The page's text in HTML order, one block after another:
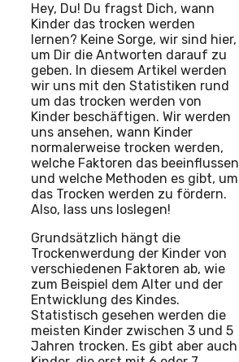
Hey, Du! Du fragst Dich, wann
Kinder das trocken werden
lernen? Keine Sorge, wir sind hier,
um Dir die Antworten darauf zu
geben. In diesem Artikel werden
wir uns mit den Statistiken rund
um das trocken werden von
Kinder beschäftigen. Wir werden
uns ansehen, wann Kinder
normalerweise trocken werden,
welche Faktoren das beeinflussen
und welche Methoden es gibt, um
das Trocken werden zu fördern.
Also, lass uns loslegen!
Grundsätzlich hängt die
Trockenwerdung der Kinder von
verschiedenen Faktoren ab, wie
zum Beispiel dem Alter und der
Entwicklung des Kindes.
Statistisch gesehen werden die
meisten Kinder zwischen 3 und 5
Jahren trocken. Es gibt aber auch